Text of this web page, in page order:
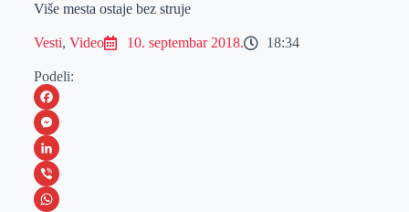
Više mesta ostaje bez struje
Vesti, Video 10. septembar 2018. 18:34
Podeli:
F
a
c
e
M
e
s
L
iV